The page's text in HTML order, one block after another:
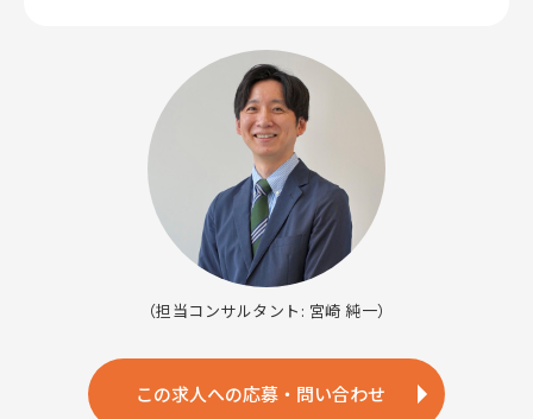
（担当コンサルタント: 宮崎 純一）
この求人への応募・問い合わせ